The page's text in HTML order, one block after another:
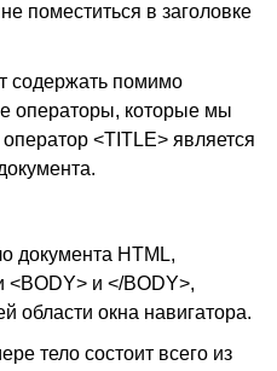
поместиться в заголовке
содержать помимо
операторы, которые мы
<TITLE> является
документа HTML,
<BODY> и </BODY>,
области окна навигатора.
тело состоит всего из